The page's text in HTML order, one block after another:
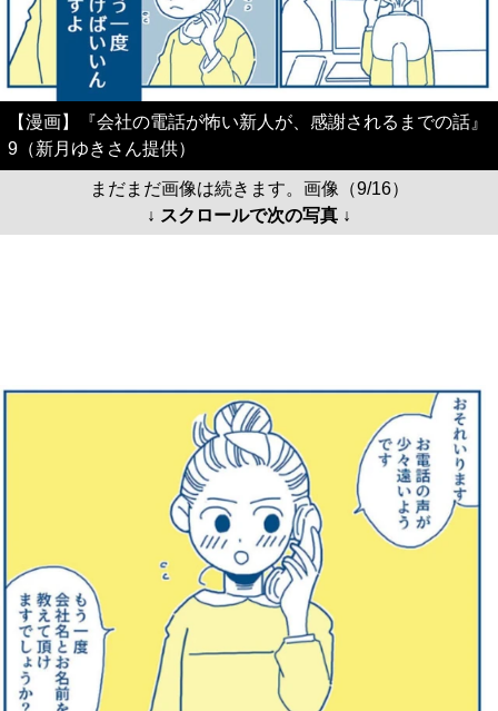
【漫画】『会社の電話が怖い新人が、感謝されるまでの話』
9（新月ゆきさん提供）
まだまだ画像は続きます。画像（9/16）
↓ スクロールで次の写真 ↓